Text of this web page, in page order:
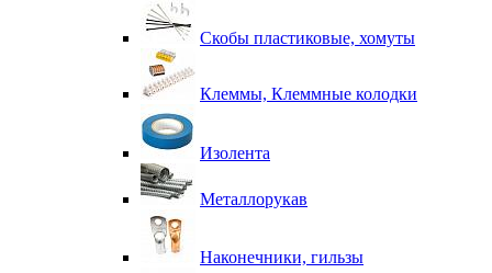
Скобы пластиковые, хомуты
Клеммы, Клеммные колодки
Изолента
Металлорукав
Наконечники, гильзы